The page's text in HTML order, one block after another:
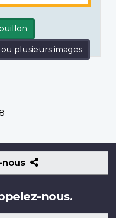
plusieurs images
nous
Suivez-
nous
nous.